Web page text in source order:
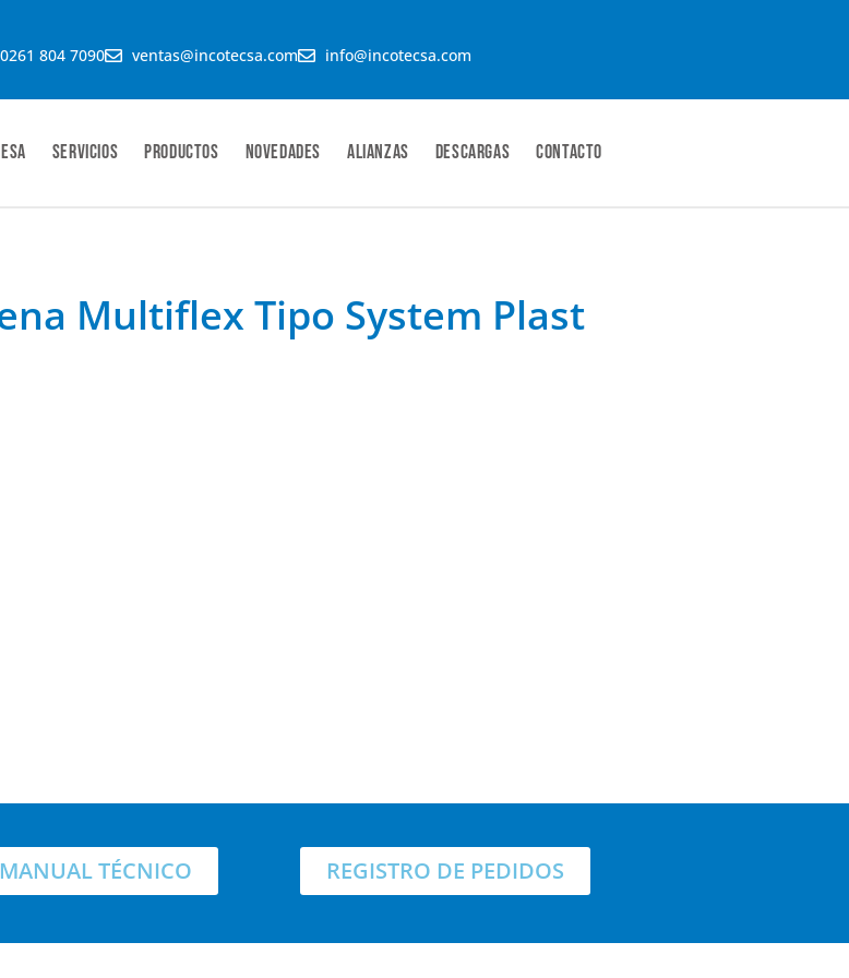
0261 804 7090 ventas@incotecsa.com info@incotecsa.com
Servicios Productos Novedades Alianzas Descargas contacto
Multiflex Tipo System Plast
MANUAL TÉCNICO REGISTRO DE PEDIDOS